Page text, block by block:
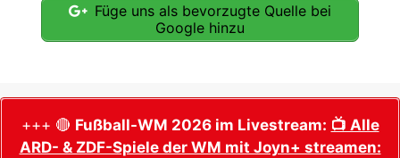
Füge uns als bevorzugte Quelle bei
Google hinzu
+++ 🔴 Fußball-WM 2026 im Livestream: 📺 Alle
ARD- & ZDF-Spiele der WM mit Joyn+ streamen: